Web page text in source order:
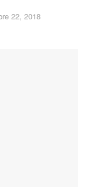
22, 2018